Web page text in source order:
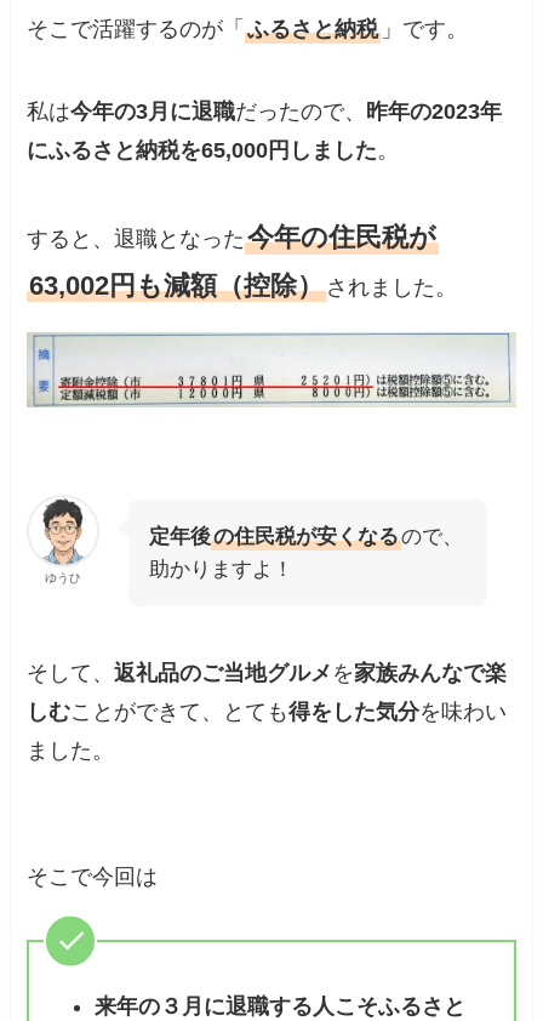
そこで活躍するのが「ふるさと納税 」です。
私は今年の3月に退職だったので、 昨年の2023年
にふるさと納税を65,000円しました。
すると、退職となった今年の住民税が
63,002円も減額（控除）されました。
ゆうひ
定年後の住民税が安くなるので、
助かりますよ！
そして、返礼品のご当地グルメ を家族みんなで楽
しむことができて、とても得をした気分を味わい
ました。
そこで今回は
来年の３月に退職する人こそふるさと